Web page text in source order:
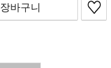
장바구니